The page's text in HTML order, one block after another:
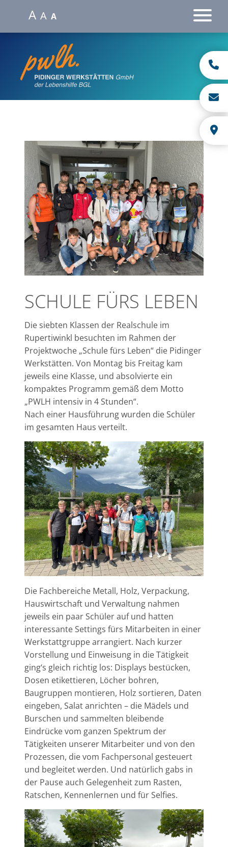
A A A
SCHULE FÜRS LEBEN
Die siebten Klassen der Realschule im
Rupertiwinkl besuchten im Rahmen der
Projektwoche „Schule fürs Leben“ die Pidinger
Werkstätten. Von Montag bis Freitag kam
jeweils eine Klasse, und absolvierte ein
kompaktes Programm gemäß dem Motto
„PWLH intensiv in 4 Stunden“.
Nach einer Hausführung wurden die Schüler
im gesamten Haus verteilt.
Die Fachbereiche Metall, Holz, Verpackung,
Hauswirtschaft und Verwaltung nahmen
jeweils ein paar Schüler auf und hatten
interessante Settings fürs Mitarbeiten in einer
Werkstattgruppe arrangiert. Nach kurzer
Vorstellung und Einweisung in die Tätigkeit
ging‘s gleich richtig los: Displays bestücken,
Dosen etikettieren, Löcher bohren,
Baugruppen montieren, Holz sortieren, Daten
eingeben, Salat anrichten – die Mädels und
Burschen und sammelten bleibende
Eindrücke vom ganzen Spektrum der
Tätigkeiten unserer Mitarbeiter und von den
Prozessen, die vom Fachpersonal gesteuert
und begleitet werden. Und natürlich gabs in
der Pause auch Gelegenheit zum Rasten,
Ratschen, Kennenlernen und für Selfies.